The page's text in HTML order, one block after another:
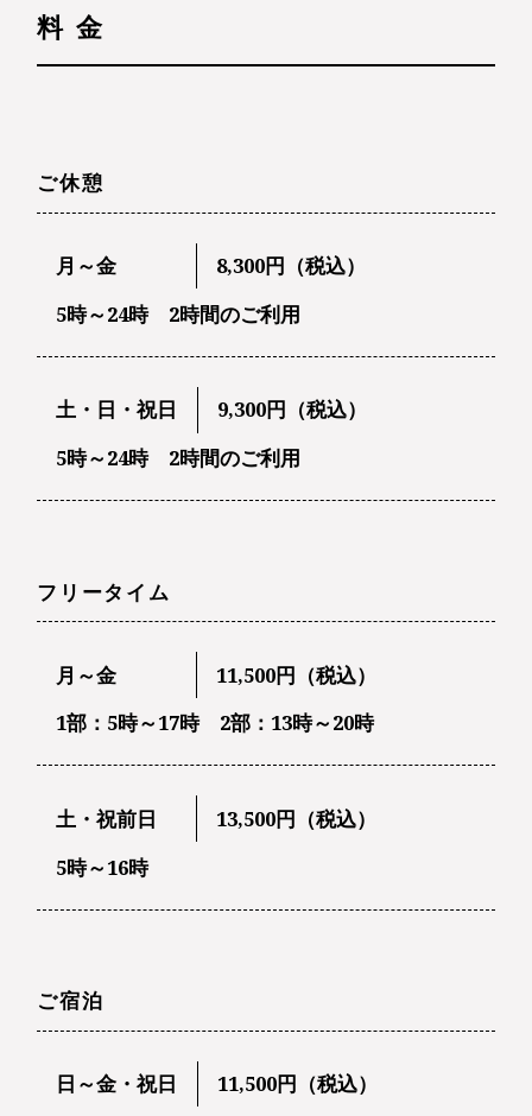
料 金
ご休憩
月～金
8,300円（税込）
5時～24時 2時間のご利用
土・日・祝日
9,300円（税込）
5時～24時 2時間のご利用
フリータイム
月～金
11,500円（税込）
1部：5時～17時 2部：13時～20時
土・祝前日
13,500円（税込）
5時～16時
ご宿泊
日～金・祝日
11,500円（税込）